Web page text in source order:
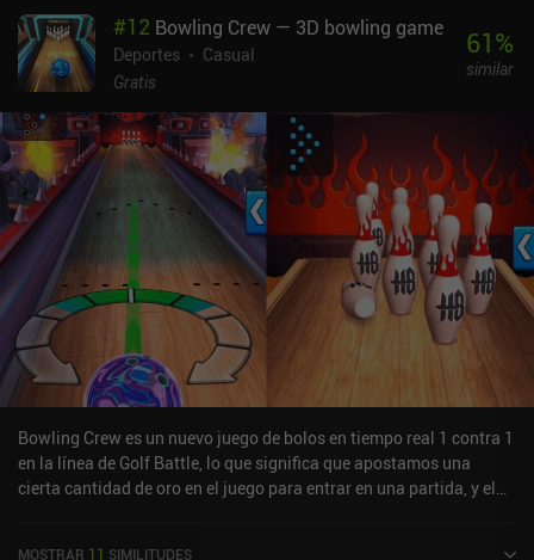
#12 Bowling Crew — 3D bowling game
Deportes
Casual
Gratis
61%
similar
Bowling Crew es un nuevo juego de bolos en tiempo real 1 contra 1
en la línea de Golf Battle, lo que significa que apostamos una
cierta cantidad de oro en el juego para entrar en una partida, y el
MOSTRAR 11 SIMILITUDES